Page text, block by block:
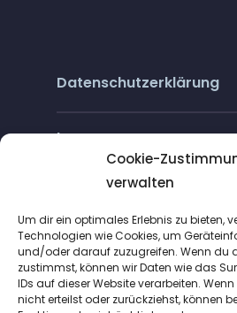
Cookie-
verwalten
Um dir ein optimales Erlebnis zu bieten,
Technologien wie Cookies, um
und/oder darauf zuzugreifen. Wenn du
zustimmst, können wir Daten wie das
IDs auf dieser Website verarbeiten.
nicht erteilst oder zurückziehst, können
Datenschutzerklärung
Impressum
Cookie-Richtlinie (EU)